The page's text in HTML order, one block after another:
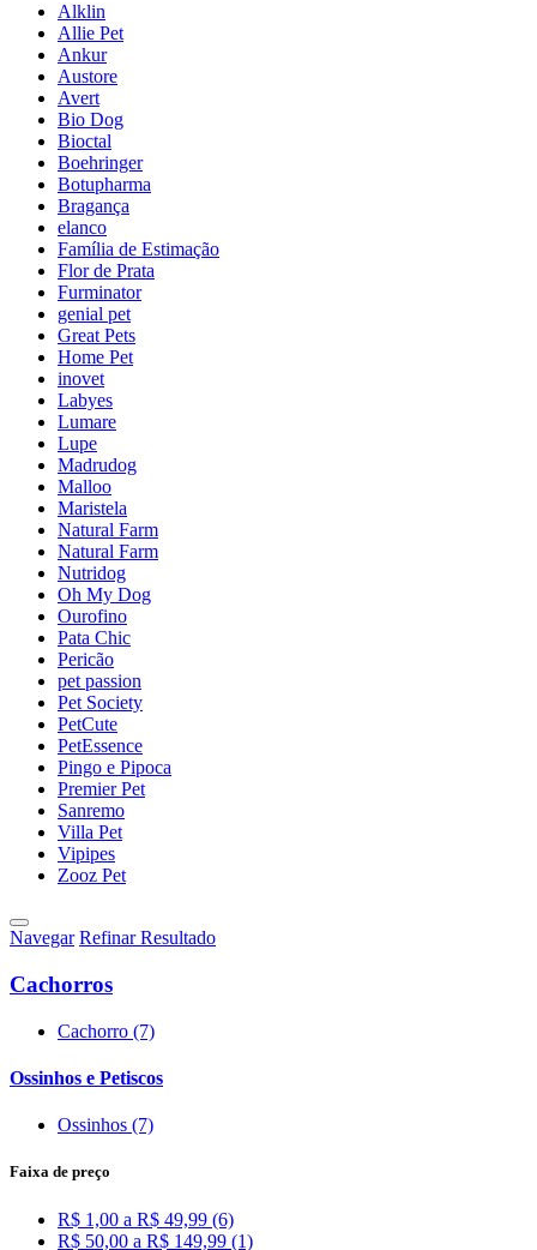
Alklin
Allie Pet
Ankur
Austore
Avert
Bio Dog
Bioctal
Boehringer
Botupharma
Bragança
elanco
Família de Estimação
Flor de Prata
Furminator
genial pet
Great Pets
Home Pet
inovet
Labyes
Lumare
Lupe
Madrudog
Malloo
Maristela
Natural Farm
Natural Farm
Nutridog
Oh My Dog
Ourofino
Pata Chic
Pericão
pet passion
Pet Society
PetCute
PetEssence
Pingo e Pipoca
Premier Pet
Sanremo
Villa Pet
Vipipes
Zooz Pet
Navegar Refinar Resultado
Cachorros
Cachorro (7)
Ossinhos e Petiscos
Ossinhos (7)
Faixa de preço
R$ 1,00 a R$ 49,99 (6)
R$ 50,00 a R$ 149,99 (1)